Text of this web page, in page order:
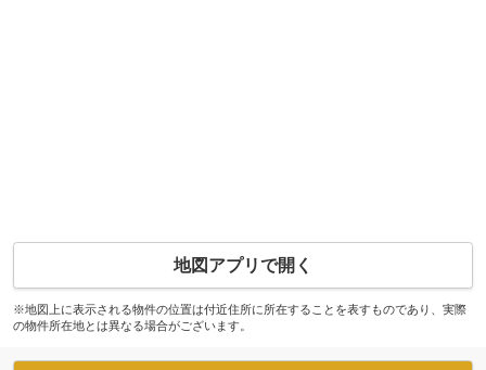
地図アプリで開く
※地図上に表示される物件の位置は付近住所に所在することを表すものであり、実際
の物件所在地とは異なる場合がございます。